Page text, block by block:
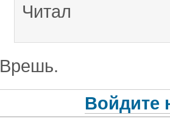
Читал
Врешь.
Войдите